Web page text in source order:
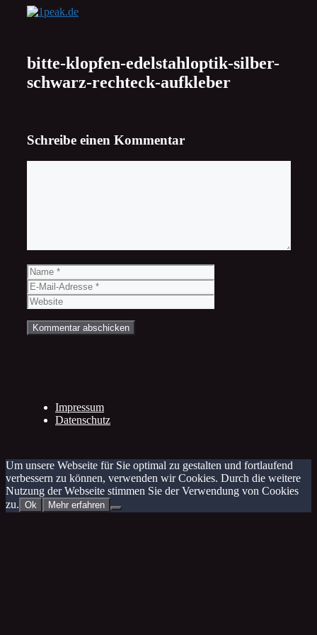
bitte-klopfen-edelstahloptik-silber-
schwarz-rechteck-aufkleber
Schreibe einen Kommentar
Name
Mail-
Adresse
Impressum
Datenschutz
Um unsere Webseite für Sie optimal zu gestalten und fortlaufend
verbessern zu können, verwenden wir Cookies. Durch die weitere
Nutzung der Webseite stimmen Sie der Verwendung von Cookies
zu. Ok Mehr erfahren